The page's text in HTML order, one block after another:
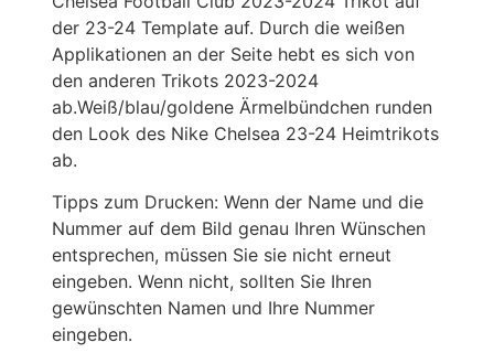
der 23-24 Template auf. Durch die weißen
Applikationen an der Seite hebt es sich von
den anderen Trikots 2023-2024
ab.Weiß/blau/goldene Ärmelbündchen runden
den Look des Nike Chelsea 23-24 Heimtrikots
ab.
Tipps zum Drucken: Wenn der Name und die
Nummer auf dem Bild genau Ihren Wünschen
entsprechen, müssen Sie sie nicht erneut
eingeben. Wenn nicht, sollten Sie Ihren
gewünschten Namen und Ihre Nummer
eingeben.